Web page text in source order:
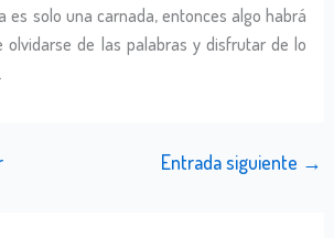
es solo una carnada, entonces algo habrá
olvidarse de las palabras y disfrutar de lo
Entrada siguiente →